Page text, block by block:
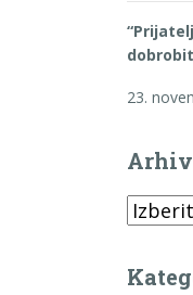
23.
Arhivi